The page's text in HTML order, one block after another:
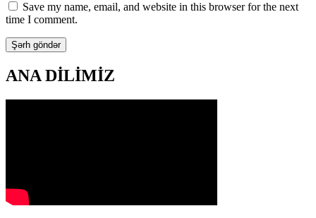
Save my name, email, and website in this browser for the next
time I comment.
ANA DİLİMİZ